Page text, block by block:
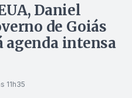
Daniel
de Goiás
agenda intensa
11h35